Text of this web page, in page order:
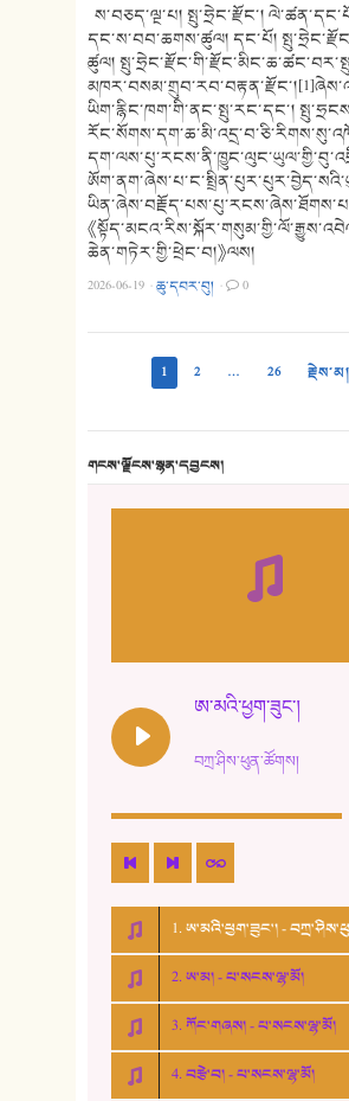
ས་བཅད་ལྔ་པ། སྤུ་ཧྲེང་རྫོང་།
དང་ས་བབ་ཆགས་ཚུལ། དང་པོ།
ཚུལ།
ཡིག་རྙིང་ཁག་གི་ནང་སྤུ་རང་དང་།
《
ཆེན་གཏེར་གྱི་ཕྲེང་བ།》ལས།
2026-06-19 ·ཆུ་དབར་བུ། · 0
1 2 … 26
གངས་ལྗོངས་སྙན་དབྱངས།
ཨ་མའི་ཕྱག་ཟུང་།
བཀྲ་ཤིས་ཕུན་ཚོགས།
1. ཨ་མའི་ཕྱག་ཟུང་། -
2. ཨ་མ། - པ་སངས་ལྷ་མོ།
3. ཀོང་གཞས། - པ་སངས་ལྷ་མོ།
4. བརྩེ་བ། - པ་སངས་ལྷ་མོ།